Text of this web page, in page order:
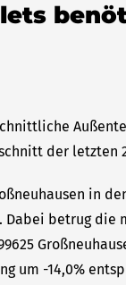
der letzten
in
Dabei betrug
um -14,0%